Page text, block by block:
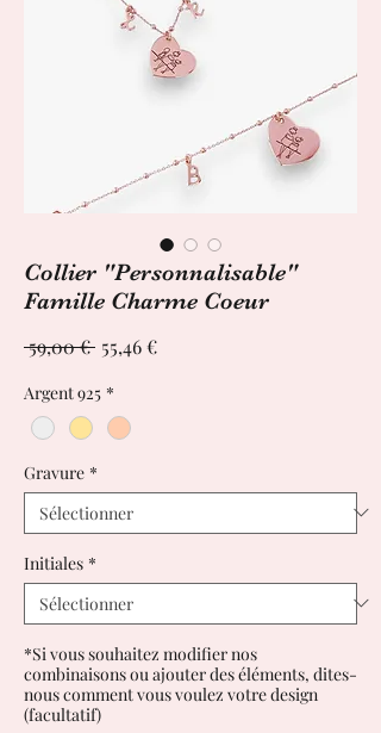
Collier "Personnalisable"
Famille Charme Coeur
59,00 € Prix
55,46 €Prix
Argent 925 *
Gravure *
Initiales *
*Si vous souhaitez modifier nos
combinaisons ou ajouter des éléments, dites-
nous comment vous voulez votre design
(facultatif)